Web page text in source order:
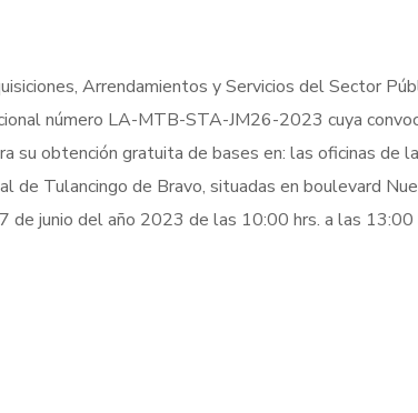
Arrendamientos y Servicios del Sector
número LA-MTB-STA-JM26-2023 cuya
obtención gratuita de bases en: las oficinas de
Tulancingo de Bravo, situadas en boulevard
junio del año 2023 de las 10:00 hrs. a las 13:00